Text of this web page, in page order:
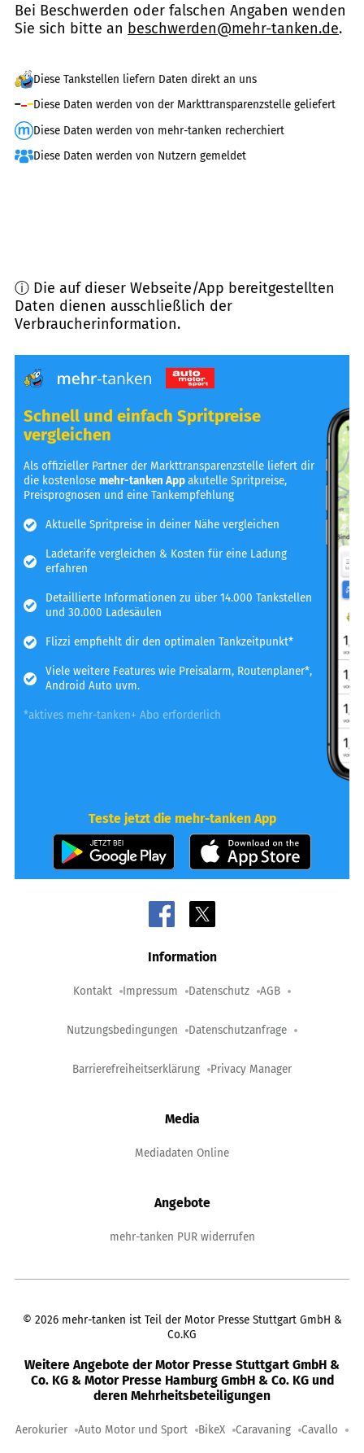
Bei Beschwerden oder falschen Angaben wenden
Sie sich bitte an beschwerden@mehr-tanken.de.
Diese Tankstellen liefern Daten direkt an uns
Diese Daten werden von der Markttransparenzstelle geliefert
Diese Daten werden von mehr-tanken recherchiert
Diese Daten werden von Nutzern gemeldet
ⓘ Die auf dieser Webseite/App bereitgestellten
Daten dienen ausschließlich der
Verbraucherinformation.
Schnell und einfach Spritpreise
vergleichen
Als offizieller Partner der Markttransparenzstelle liefert dir
die kostenlosemehr-tanken Appakutelle Spritpreise,
Preisprognosen und eine Tankempfehlung
Aktuelle Spritpreise in deiner Nähe vergleichen
Ladetarife vergleichen & Kosten für eine Ladung
erfahren
Detaillierte Informationen zu über 14.000 Tankstellen
und 30.000 Ladesäulen
Flizzi empfiehlt dir den optimalen Tankzeitpunkt*
Viele weitere Features wie Preisalarm, Routenplaner*,
Android Auto uvm.
*aktives mehr-tanken+ Abo erforderlich
Teste jetzt die mehr-tanken App
Information
Kontakt Impressum Datenschutz AGB
Nutzungsbedingungen Datenschutzanfrage
Barrierefreiheitserklärung Privacy Manager
Media
Mediadaten Online
Angebote
mehr-tanken PUR widerrufen
© 2026 mehr-tanken ist Teil der Motor Presse Stuttgart GmbH &
Co.KG
Weitere Angebote der Motor Presse Stuttgart GmbH &
Co. KG & Motor Presse Hamburg GmbH & Co. KG und
deren Mehrheitsbeteiligungen
Aerokurier Auto Motor und Sport BikeX Caravaning Cavallo